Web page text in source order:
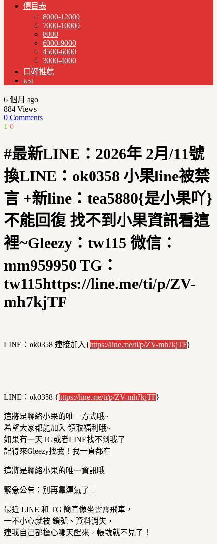
價目表
8000-12000
7000-10000
8000
6000-9000
4500-6000
3000-4000
口碑推薦
test
6 個月 ago
884 Views
0 Comments
1 0
#最新LINE：2026年 2月/11號
換LINE：ok0358 小果line被禁
言 +新line：tea5880{是小果吖}
不能回復 找不到小果資訊看這
裡~Gleezy：tw115 微信：
mm959950 TG：
tw115https://line.me/ti/p/ZV-
mh7kjTF
LINE：ok0358 連接加入{https://line.me/ti/p/ZV-mh7kjTF}
LINE：ok0358 {https://line.me/ti/p/ZV-mh7kjTF}
這將是聯絡小果的唯一方式哦~
希望大家都能加入 領取福利哦~
如果有一天TG或者LINE找不到我了
記得來Gleezy找我！我一直都在
這將是聯絡小果的唯一資訊哦
緊急公告：別再靠運氣了！
最近 LINE 和 TG 簡直像坐雲霄飛車，
一不小心就被 鎖號、資料消失，
連我自己都擔心哪天醒來，帳號就不見了！